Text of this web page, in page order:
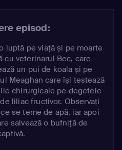
episod:
luptă pe viață și pe moarte
cu veterinarul Bec, care
un pui de koala și pe
Meaghan care își testează
chirurgicale pe degetele
liliac fructivor. Observați
se teme de apă, iar apoi
salvează o bufniță de